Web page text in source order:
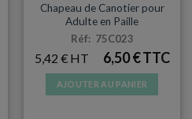
Chapeau de Canotier pour
Adulte en Paille
Réf: 75C023
5,42 € 6,50€
AJOUTER AU PANIER